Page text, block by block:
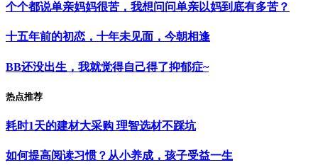
个个都说单亲妈妈很苦，我想问问单亲以妈到底有多苦？
十五年前的初恋，十年未见面，今朝相逢
BB还没出生，我就觉得自己得了抑郁症~
热点推荐
耗时1天的建材大采购 理智选材不踩坑
如何提高阅读习惯？从小养成，孩子受益一生